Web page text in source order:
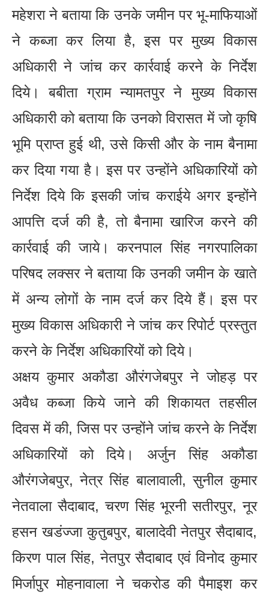
महेशरा ने बताया कि उनके जमीन पर भू-माफियाओं
ने कब्जा कर लिया है, इस पर मुख्य विकास
अधिकारी ने जांच कर कार्रवाई करने के निर्देश
दिये। बबीता ग्राम न्यामतपुर ने मुख्य विकास
अधिकारी को बताया कि उनको विरासत में जो कृषि
भूमि प्राप्त हुई थी, उसे किसी और के नाम बैनामा
कर दिया गया है। इस पर उन्होंने अधिकारियों को
निर्देश दिये कि इसकी जांच कराईये अगर इन्होंने
आपत्ति दर्ज की है, तो बैनामा खारिज करने की
कार्रवाई की जाये। करनपाल सिंह नगरपालिका
परिषद लक्सर ने बताया कि उनकी जमीन के खाते
में अन्य लोगों के नाम दर्ज कर दिये हैं। इस पर
मुख्य विकास अधिकारी ने जांच कर रिपोर्ट प्रस्तुत
करने के निर्देश अधिकारियों को दिये।
अक्षय कुमार अकौडा औरंगजेबपुर ने जोहड़ पर
अवैध कब्जा किये जाने की शिकायत तहसील
दिवस में की, जिस पर उन्होंने जांच करने के निर्देश
अधिकारियों को दिये। अर्जुन सिंह अकौडा
औरंगजेबपुर, नेत्र सिंह बालावाली, सुनील कुमार
नेतवाला सैदाबाद, चरण सिंह भूरनी सतीरपुर, नूर
हसन खडंज्जा कुतुबपुर, बालादेवी नेतपुर सैदाबाद,
किरण पाल सिंह, नेतपुर सैदाबाद एवं विनोद कुमार
मिर्जापुर मोहनावाला ने चकरोड की पैमाइश कर